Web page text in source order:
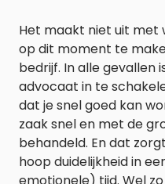
Het maakt niet uit met
op dit moment te
bedrijf. In alle gevallen
advocaat in te
dat je snel goed kan
zaak snel en met de
behandeld. En dat
hoop duidelijkheid in